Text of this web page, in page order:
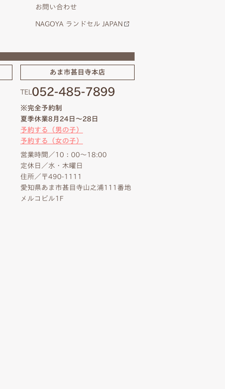
お問い合わせ
NAGOYA ランドセル JAPAN
あま市甚目寺本店
TEL 052-485-7899
※完全予約制
夏季休業8月24日～28日
予約する（男の子）
予約する（女の子）
営業時間／10：00～18:00
定休日／水・木曜日
住所／〒490-1111
愛知県あま市甚目寺山之浦111番地
メルコビル1F